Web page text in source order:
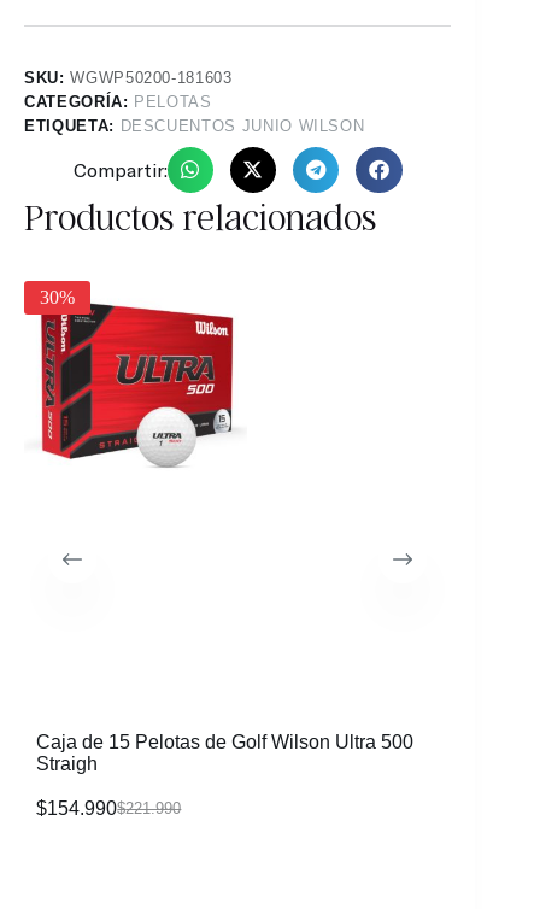
SKU:WGWP50200-181603
CATEGORÍA: PELOTAS
ETIQUETA: DESCUENTOS JUNIO WILSON
Compartir:
Productos relacionados
30%
Caja de 15 Pelotas de Golf Wilson Ultra 500
Straigh
$221.990
$154.990